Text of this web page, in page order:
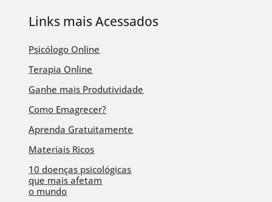
Links mais Acessados
Psicólogo Online
Terapia Online
Ganhe mais Produtividade
Como Emagrecer?
Aprenda Gratuitamente
Materiais Ricos
10 doenças psicológicas
que mais afetam
o mundo